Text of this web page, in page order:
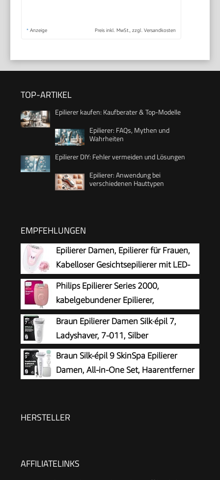
* Anzeige Preis inkl. MwSt., zzgl. Versandkosten
TOP-ARTIKEL
Epilierer kaufen: Kaufberater & Top-Modelle
Epilierer: FAQs, Mythen und
Wahrheiten
Epilierer DIY: Fehler vermeiden und Lösungen
Epilierer: Anwendung bei
verschiedenen Hauttypen
EMPFEHLUNGEN
Epilierer Damen, Epilierer für Frauen,
Kabelloser Gesichtsepilierer mit LED-
Licht, Schmerzloser Haarentferner für
Gesicht, Körper, Achsel, Beine & Bikinizone
Philips Epilierer Series 2000,
kabelgebundener Epilierer,
Haarentfernungsgerät, Modell
BRE229/00, Schwarz
Braun Epilierer Damen Silk·épil 7,
Ladyshaver, 7-011, Silber
Braun Silk-épil 9 SkinSpa Epilierer
Damen, All-in-One Set, Haarentferner
Gesichtshaarentferner — 9-381, Weiß/Silber
HERSTELLER
AFFILIATELINKS